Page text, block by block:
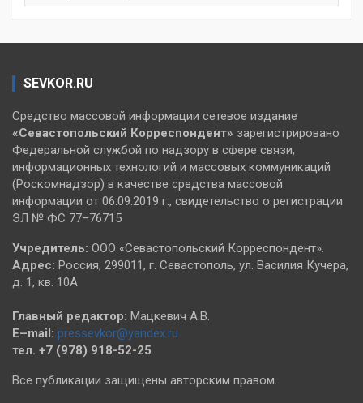
SEVKOR.RU
Средство массовой информации сетевое издание
«Севастопольский Корреспондент» зарегистрировано
Федеральной службой по надзору в сфере связи,
информационных технологий и массовых коммуникаций
(Роскомнадзор) в качестве средства массовой
информации от 06.09.2019 г., свидетельство о регистрации
ЭЛ № ФС 77–76715
Учредитель: ООО «Севастопольский Корреспондент».
Адрес: Россия, 299011, г. Севастополь, ул. Василия Кучера,
д. 1, кв. 10А
Главный редактор: Мацкевич А.В.
E–mail: pressevkor@yandex.ru
тел. +7 (978) 918-52-25
Все публикации защищены авторским правом.